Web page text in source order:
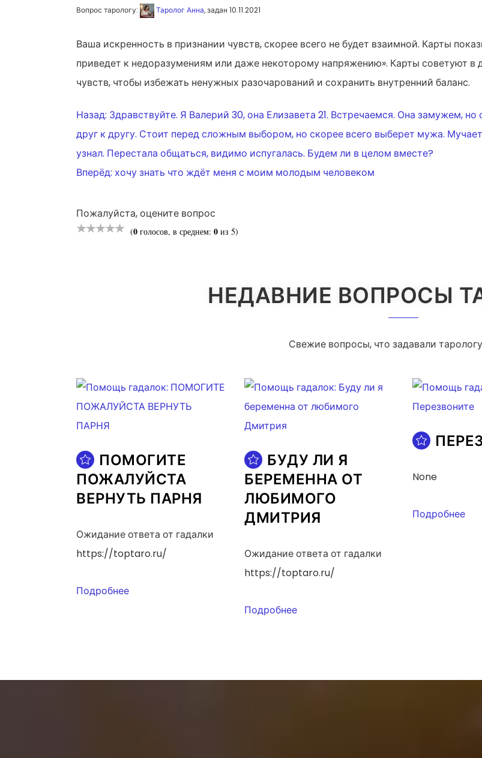
Вопрос тарологу: Таролог Анна, задан 10.11.2021
Ваша искренность в признании чувств, скорее всего не будет взаимной. Карты
приведет к недоразумениям или даже некоторому напряжению». Карты советуют
чувств, чтобы избежать ненужных разочарований и сохранить внутренний баланс.
НАВИГАЦИЯ
ПО
ЗАПИСЯМ
Назад: Здравствуйте. Я Валерий 30, она Елизавета 21. Встречаемся. Она замужем,
друг к другу. Стоит перед сложным выбором, но скорее всего выберет мужа.
узнал. Перестала общаться, видимо испугалась. Будем ли в целом вместе?
Вперёд: хочу знать что ждёт меня с моим молодым человеком
Пожалуйста, оцените вопрос
(0 голосов, в среднем: 0 из 5)
НЕДАВНИЕ ВОПРОСЫ
Свежие вопросы, что задавали
ПОМОГИТЕ
ПОЖАЛУЙСТА
ВЕРНУТЬ ПАРНЯ
Ожидание ответа от гадалки
https://toptaro.ru/
Подробнее
БУДУ ЛИ Я
БЕРЕМЕННА ОТ
ЛЮБИМОГО
ДМИТРИЯ
Ожидание ответа от гадалки
https://toptaro.ru/
Подробнее
None
Подробнее